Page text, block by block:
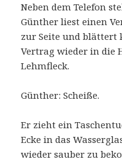
Neben dem Telefon
Günther liest einen
zur Seite und blättert
Vertrag wieder in die
Lehmfleck.
Günther: Scheiße.
Er zieht ein
Ecke in das
wieder sauber zu